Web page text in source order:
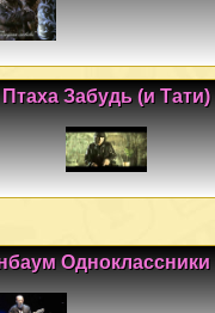
Птаха Забудь (и Тати)
Одноклассники